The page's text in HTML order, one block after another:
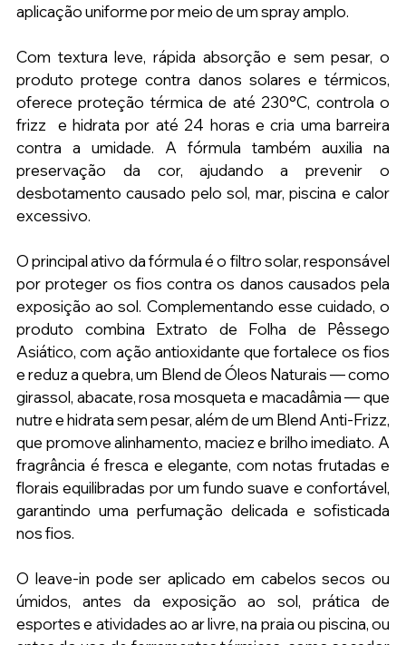
aplicação uniforme por meio de um spray amplo.
Com textura leve, rápida absorção e sem pesar, o
produto protege contra danos solares e térmicos,
oferece proteção térmica de até 230°C, controla o
frizz  e hidrata por até 24 horas e cria uma barreira
contra a umidade. A fórmula também auxilia na
preservação da cor, ajudando a prevenir o
desbotamento causado pelo sol, mar, piscina e calor
excessivo.
O principal ativo da fórmula é o filtro solar, responsável
por proteger os fios contra os danos causados pela
exposição ao sol. Complementando esse cuidado, o
produto combina Extrato de Folha de Pêssego
Asiático, com ação antioxidante que fortalece os fios
e reduz a quebra, um Blend de Óleos Naturais — como
girassol, abacate, rosa mosqueta e macadâmia — que
nutre e hidrata sem pesar, além de um Blend Anti-Frizz,
que promove alinhamento, maciez e brilho imediato. A
fragrância é fresca e elegante, com notas frutadas e
florais equilibradas por um fundo suave e confortável,
garantindo uma perfumação delicada e sofisticada
nos fios.
O leave-in pode ser aplicado em cabelos secos ou
úmidos, antes da exposição ao sol, prática de
esportes e atividades ao ar livre, na praia ou piscina, ou